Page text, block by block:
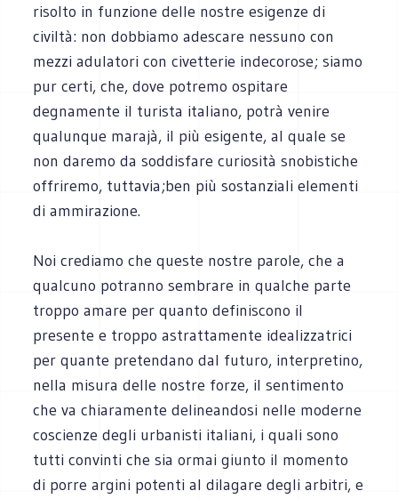
risolto in funzione delle nostre esigenze di
civiltà: non dobbiamo adescare nessuno con
mezzi adulatori con civetterie indecorose; siamo
pur certi, che, dove potremo ospitare
degnamente il turista italiano, potrà venire
qualunque marajà, il più esigente, al quale se
non daremo da soddisfare curiosità snobistiche
offriremo, tuttavia;ben più sostanziali elementi
di ammirazione.
Noi crediamo che queste nostre parole, che a
qualcuno potranno sembrare in qualche parte
troppo amare per quanto definiscono il
presente e troppo astrattamente idealizzatrici
per quante pretendano dal futuro, interpretino,
nella misura delle nostre forze, il sentimento
che va chiaramente delineandosi nelle moderne
coscienze degli urbanisti italiani, i quali sono
tutti convinti che sia ormai giunto il momento
di porre argini potenti al dilagare degli arbitri, e